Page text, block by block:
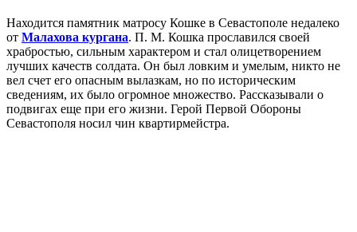
Находится памятник матросу Кошке в Севастополе недалеко
от Малахова кургана. П. М. Кошка прославился своей
храбростью, сильным характером и стал олицетворением
лучших качеств солдата. Он был ловким и умелым, никто не
вел счет его опасным вылазкам, но по историческим
сведениям, их было огромное множество. Рассказывали о
подвигах еще при его жизни. Герой Первой Обороны
Севастополя носил чин квартирмейстра.